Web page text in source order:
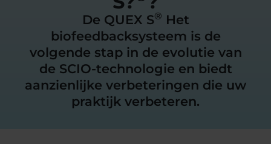
De QUEX S® Het
biofeedbacksysteem is de
volgende stap in de evolutie van
de SCIO-technologie en biedt
aanzienlijke verbeteringen die uw
praktijk verbeteren.